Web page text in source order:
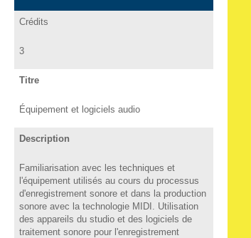
Crédits
3
Titre
Équipement et logiciels audio
Description
Familiarisation avec les techniques et
l'équipement utilisés au cours du processus
d'enregistrement sonore et dans la production
sonore avec la technologie MIDI. Utilisation
des appareils du studio et des logiciels de
traitement sonore pour l'enregistrement